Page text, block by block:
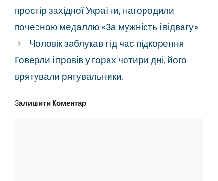
простір західної України, нагородили
почесною медаллю «За мужність і відвагу»
Чоловік заблукав під час підкорення
Говерли і провів у горах чотири дні, його
врятували рятувальники.
Залишити Коментар